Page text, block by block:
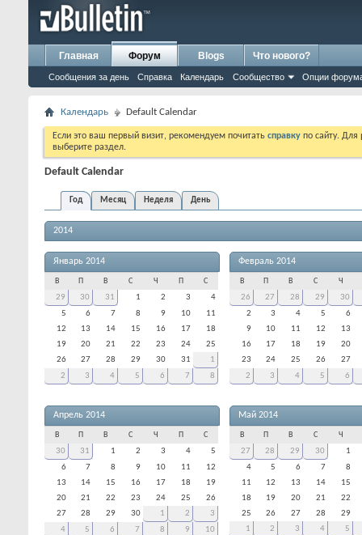
Главная Форум
Сообщения за день Справка Календарь Сообщество Опции
Blogs Что нового?
Календарь Default Calendar
Если это ваш первый визит, рекомендуем почитать справку по сайту.
выберите раздел.
Default Calendar
Год Месяц Неделя День
2014
Январь 2014
В В С Ч С
29 30 31 1 2 3
4
5
6 7 8 9 10
11
12
13 14 15 16 17
18
19
20 21 22 23 24
25
26
27 28 29 30 31
1
2
3 4 5 6 7 8
Февраль 2014
В В С Ч
26 27 28 29
30
2
3 4 5
6
9
10 11 12
13
16
17 18 19
20
23
24 25 26
27
2
3 4 5 6
Апрель 2014
В В С Ч С
30 31 1 2 3 4
5
6
7 8 9 10 11
12
13
14 15 16 17 18
19
20
21 22 23 24 25
26
27
28 29 30 1 2
3
4
5 6 7 8 9 10
Май 2014
В В С Ч
27 28 29 30
1
4
5 6 7
8
11
12 13 14
15
18
19 20 21
22
25
26 27 28
29
1
2 3 4 5